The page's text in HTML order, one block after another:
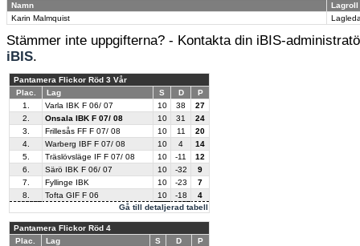
Namn
Lagroll
Karin Malmquist
Stämmer inte uppgifterna? - Kontakta din iBIS-
iBIS.
Pantamera Flickor Röd 3 Vår
Plac.
Lag S D P
Gå till detaljerad tabell
1. Varla IBK F 06/ 07 10 38
27
2.
Onsala IBK F 07/ 08 10 31
24
3.
Frillesås FF F 07/ 08 10 11
20
4.
Warberg IBF F 07/ 08 10 4
14
5.
Träslövsläge IF F 07/ 08 10 -11
12
6.
Särö IBK F 06/ 07 10 -32
9
7.
Fyllinge IBK 10 -23
7
8.
Tofta GIF F 06 10 -18 4
Pantamera Flickor Röd 4
Plac.
Lag S D P